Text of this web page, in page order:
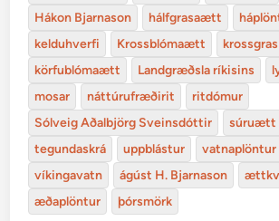
Hákon Bjarnason
hálfgrasaætt
kelduhverfi
Krossblómaætt krossgras
körfublómaætt
Landgræðsla ríkisins
mosar
náttúrufræðirit
ritdómur
Sólveig Aðalbjörg Sveinsdóttir
súruætt
tegundaskrá
uppblástur vatnaplöntur
víkingavatn
ágúst H. Bjarnason
æðaplöntur
þórsmörk